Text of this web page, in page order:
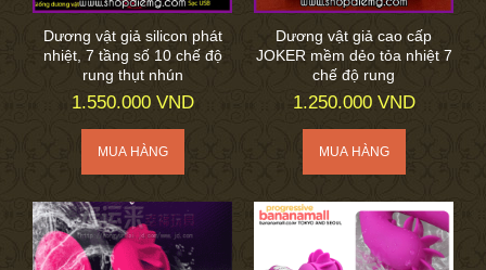
Dương vật giả silicon phát
nhiệt, 7 tầng số 10 chế độ
rung thụt nhún
1.550.000 VND
Dương vật giả cao cấp
JOKER mềm dẻo tỏa nhiệt 7
chế độ rung
1.250.000 VND